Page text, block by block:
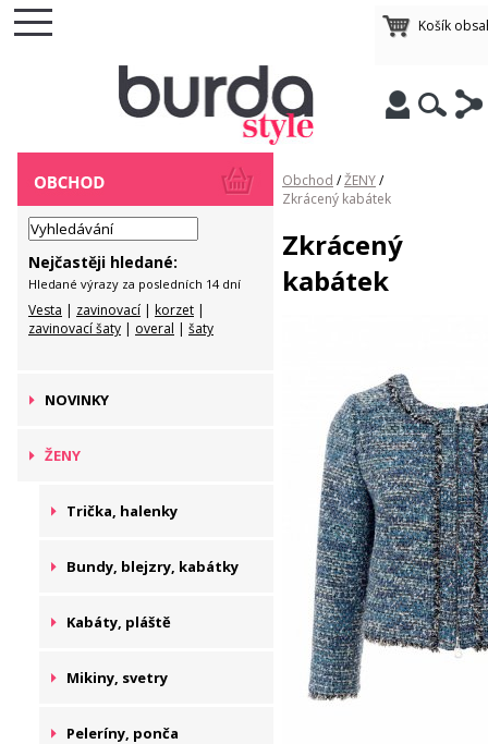
Košík
Nejčastěji hledané:
Hledané výrazy za posledních 14 dní
Vesta | zavinovací | korzet |
zavinovací šaty | overal | šaty
NOVINKY
ŽENY
Trička, halenky
Bundy, blejzry, kabátky
Kabáty, pláště
Mikiny, svetry
Peleríny, ponča
Obchod /ŽENY/
Zkrácený kabátek
Zkrácený
kabátek